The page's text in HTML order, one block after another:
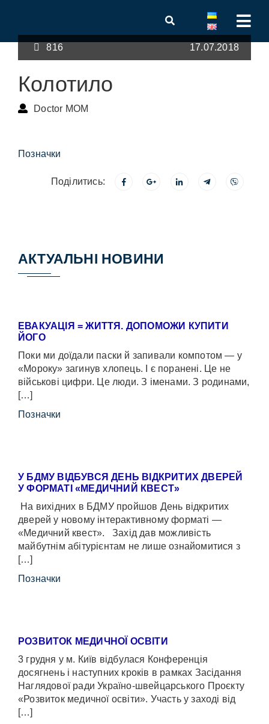
816 17.07.2018
Колотило
Doctor MOM
Позначки
Поділитись:
АКТУАЛЬНІ НОВИНИ
ЕВАКУАЦІЯ = ЖИТТЯ. ДОПОМОЖИ КУПИТИ
ЙОГО
Поки ми доїдали паски й запивали компотом — у
«Мороку» загинув хлопець. І є поранені. Це не
військові цифри. Це люди. З іменами. З родинами,
[…]
Позначки
У БДМУ ВІДБУВСЯ ДЕНЬ ВІДКРИТИХ ДВЕРЕЙ
У ФОРМАТІ «МЕДИЧНИЙ КВЕСТ»
На вихідних в БДМУ пройшов День відкритих
дверей у новому інтерактивному форматі —
«Медичний квест». Захід дав можливість
майбутнім абітурієнтам не лише ознайомитися з
[…]
Позначки
РОЗВИТОК МЕДИЧНОЇ ОСВІТИ
3 грудня у м. Київ відбулася Конференція
досягнень і наступних кроків в рамках Засідання
Наглядової ради Україно-швейцарського Проєкту
«Розвиток медичної освіти». Участь у заході від
[…]